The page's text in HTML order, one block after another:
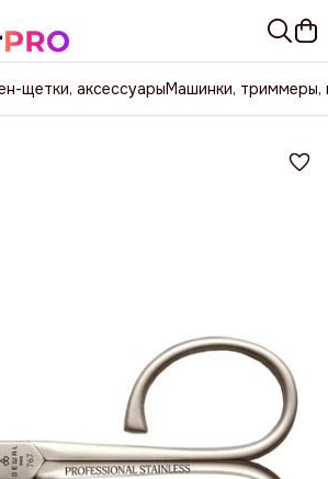
щетки, аксессуарыМашинки, триммеры,